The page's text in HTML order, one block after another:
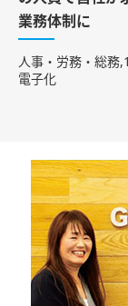
業務体制に
人事・労務・総務​
電子化